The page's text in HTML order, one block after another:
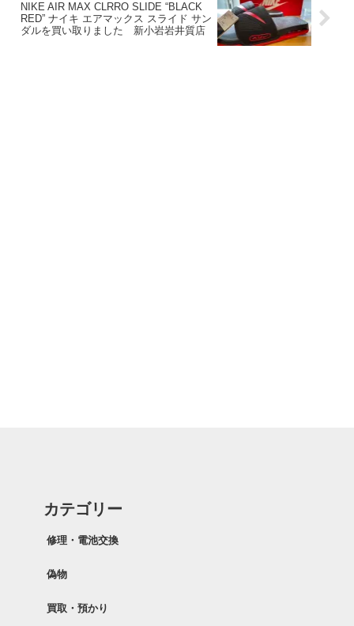
NIKE AIR MAX CLRRO SLIDE “BLACK
RED” ナイキ エアマックス スライド サン
ダルを買い取りました 新小岩岩井質店
カテゴリー
修理・電池交換
偽物
買取・預かり